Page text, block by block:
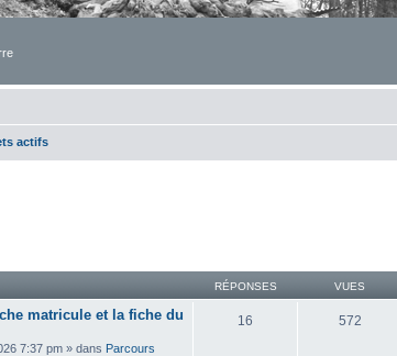
actifs
RÉPONSES VUES
matricule et la fiche du
7:37 pm » dans Parcours
16 572